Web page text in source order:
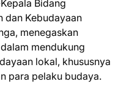
Bidang
dan Kebudayaan
menegaskan
mendukung
lokal, khususnya
para pelaku budaya.